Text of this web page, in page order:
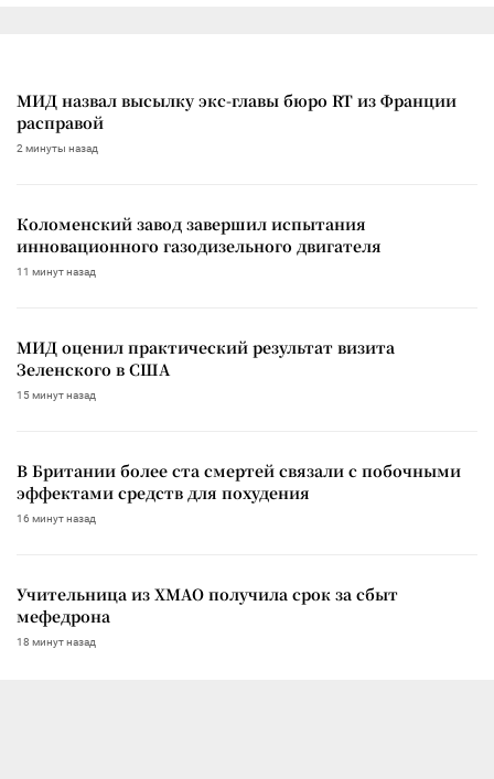
МИД назвал высылку экс-главы бюро RT из Франции
расправой
2 минуты назад
Коломенский завод завершил испытания
инновационного газодизельного двигателя
11 минут назад
МИД оценил практический результат визита
Зеленского в США
15 минут назад
В Британии более ста смертей связали с побочными
эффектами средств для похудения
16 минут назад
Учительница из ХМАО получила срок за сбыт
мефедрона
18 минут назад